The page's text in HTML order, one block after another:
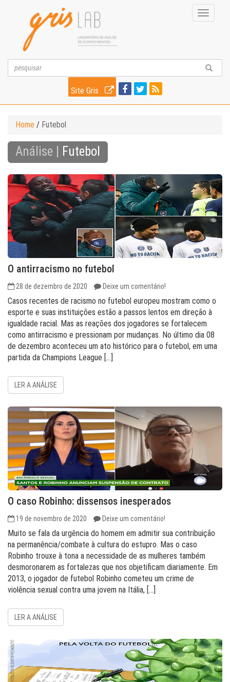
Toggle
Site Gris
Home / Futebol
Análise | Futebol
O antirracismo no futebol
28 de dezembro de 2020 Deixe um comentário!
Casos recentes de racismo no futebol europeu mostram como o
esporte e suas instituições estão a passos lentos em direção à
igualdade racial. Mas as reações dos jogadores se fortalecem
como antirracismo e pressionam por mudanças. No último dia 08
de dezembro aconteceu um ato histórico para o futebol, em uma
partida da Champions League […]
LER A ANÁLISE
O caso Robinho: dissensos inesperados
19 de novembro de 2020 Deixe um comentário!
Muito se fala da urgência do homem em admitir sua contribuição
na permanência/combate à cultura do estupro. Mas o caso
Robinho trouxe à tona a necessidade de as mulheres também
desmoronarem as fortalezas que nos objetificam diariamente. Em
2013, o jogador de futebol Robinho cometeu um crime de
violência sexual contra uma jovem na Itália, […]
LER A ANÁLISE